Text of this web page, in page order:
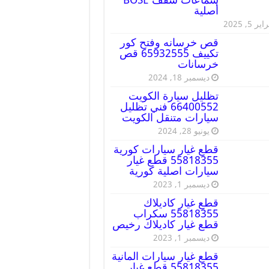
أصلية
5, 2025
قص خرسانه وفتح كور
تكييف 65932555 قص
خرسانات
ديسمبر 18, 2024
تظليل سيارة الكويت
66400552 فني تظليل
سيارات متنقل الكويت
يونيو 28, 2024
قطع غيار سيارات كورية
55818355 قطع غيار
سيارات اصلية كورية
ديسمبر 1, 2023
قطع غيار كاديلاك
55818355 سكراب
قطع غيار كاديلاك رخيص
ديسمبر 1, 2023
قطع غيار سيارات المانية